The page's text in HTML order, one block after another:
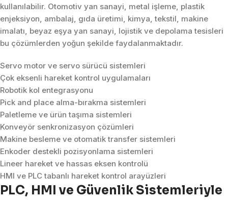
kullanılabilir. Otomotiv yan sanayi, metal işleme, plastik
enjeksiyon, ambalaj, gıda üretimi, kimya, tekstil, makine
imalatı, beyaz eşya yan sanayi, lojistik ve depolama tesisleri
bu çözümlerden yoğun şekilde faydalanmaktadır.
Servo motor ve servo sürücü sistemleri
Çok eksenli hareket kontrol uygulamaları
Robotik kol entegrasyonu
Pick and place alma-bırakma sistemleri
Paletleme ve ürün taşıma sistemleri
Konveyör senkronizasyon çözümleri
Makine besleme ve otomatik transfer sistemleri
Enkoder destekli pozisyonlama sistemleri
Lineer hareket ve hassas eksen kontrolü
HMI ve PLC tabanlı hareket kontrol arayüzleri
PLC, HMI ve Güvenlik Sistemleriyle